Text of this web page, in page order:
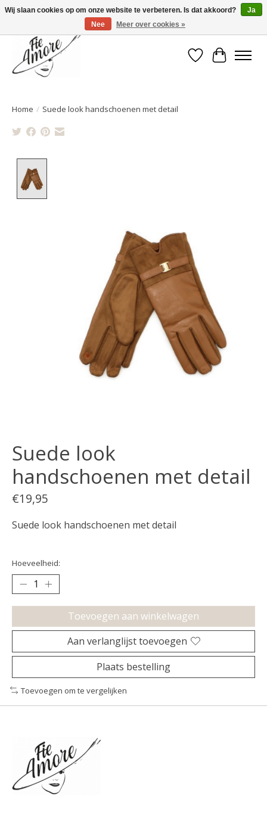
Verlanglijst
Home / Suede look handschoenen met detail
Suede look
handschoenen met detail
€19,95
Suede look handschoenen met detail
Hoeveelheid:
Toevoegen aan winkelwagen
Aan verlanglijst toevoegen
Plaats bestelling
Toevoegen om te vergelijken
Wij slaan cookies op om onze website te verbeteren. Is dat akkoord?
Ja
Nee
Meer over cookies »